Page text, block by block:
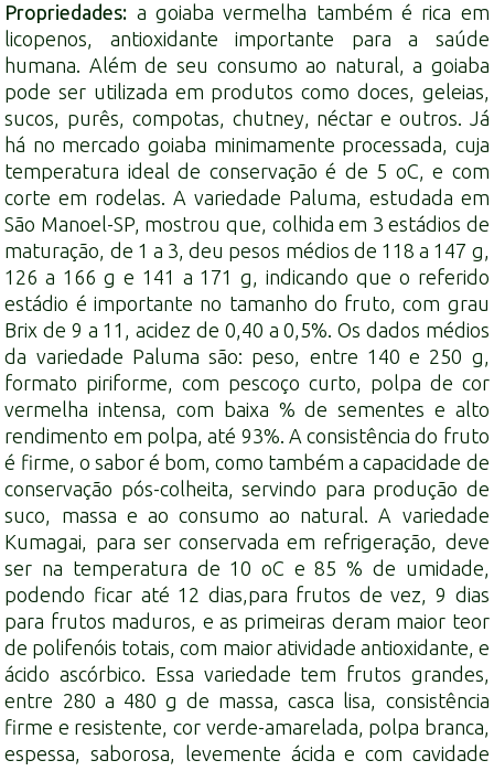
Propriedades: a goiaba vermelha também é rica em
licopenos, antioxidante importante para a saúde
humana. Além de seu consumo ao natural, a goiaba
pode ser utilizada em produtos como doces, geleias,
sucos, purês, compotas, chutney, néctar e outros. Já
há no mercado goiaba minimamente processada, cuja
temperatura ideal de conservação é de 5 oC, e com
corte em rodelas. A variedade Paluma, estudada em
São Manoel-SP, mostrou que, colhida em 3 estádios de
maturação, de 1 a 3, deu pesos médios de 118 a 147 g,
126 a 166 g e 141 a 171 g, indicando que o referido
estádio é importante no tamanho do fruto, com grau
Brix de 9 a 11, acidez de 0,40 a 0,5%. Os dados médios
da variedade Paluma são: peso, entre 140 e 250 g,
formato piriforme, com pescoço curto, polpa de cor
vermelha intensa, com baixa % de sementes e alto
rendimento em polpa, até 93%. A consistência do fruto
é firme, o sabor é bom, como também a capacidade de
conservação pós-colheita, servindo para produção de
suco, massa e ao consumo ao natural. A variedade
Kumagai, para ser conservada em refrigeração, deve
ser na temperatura de 10 oC e 85 % de umidade,
podendo ficar até 12 dias,para frutos de vez, 9 dias
para frutos maduros, e as primeiras deram maior teor
de polifenóis totais, com maior atividade antioxidante, e
ácido ascórbico. Essa variedade tem frutos grandes,
entre 280 a 480 g de massa, casca lisa, consistência
firme e resistente, cor verde-amarelada, polpa branca,
espessa, saborosa, levemente ácida e com cavidade